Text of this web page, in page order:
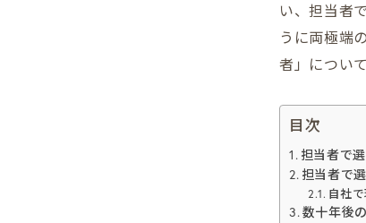
い、担当者
うに両極端
者」につい
目次
担当者で
担当者で
自社
数十年後